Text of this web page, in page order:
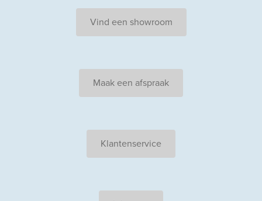
Vind een showroom
Maak een afspraak
Klantenservice